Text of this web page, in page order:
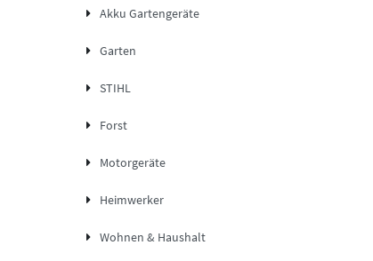
Akku Gartengeräte
Garten
STIHL
Forst
Motorgeräte
Heimwerker
Wohnen & Haushalt